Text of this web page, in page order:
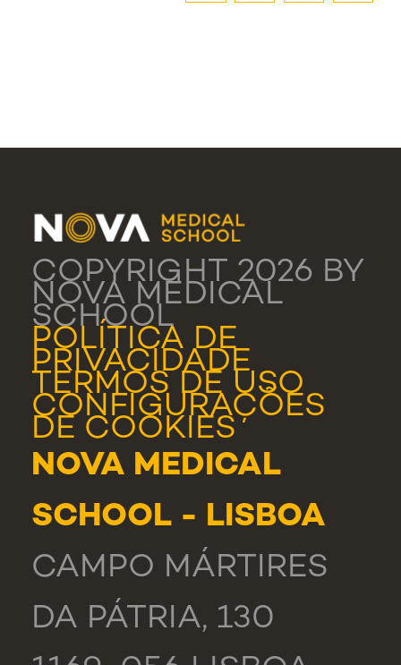
COPYRIGHT 2026 BY
NOVA MEDICAL
SCHOOL
POLÍTICA DE
PRIVACIDADE
TERMOS DE USO
CONFIGURAÇÕES
DE COOKIES
NOVA MEDICAL
SCHOOL - LISBOA
CAMPO MÁRTIRES
DA PÁTRIA, 130